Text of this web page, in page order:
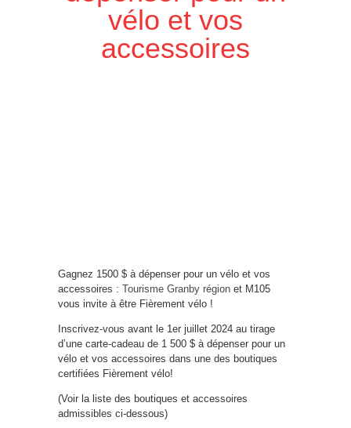
vélo et vos
accessoires
Gagnez 1500 $ à dépenser pour un vélo et vos
accessoires : Tourisme Granby région et M105
vous invite à être Fièrement vélo !
Inscrivez-vous avant le 1er juillet 2024 au tirage
d’une carte-cadeau de 1 500 $ à dépenser pour un
vélo et vos accessoires dans une des boutiques
certifiées Fièrement vélo!
(Voir la liste des boutiques et accessoires
admissibles ci-dessous)